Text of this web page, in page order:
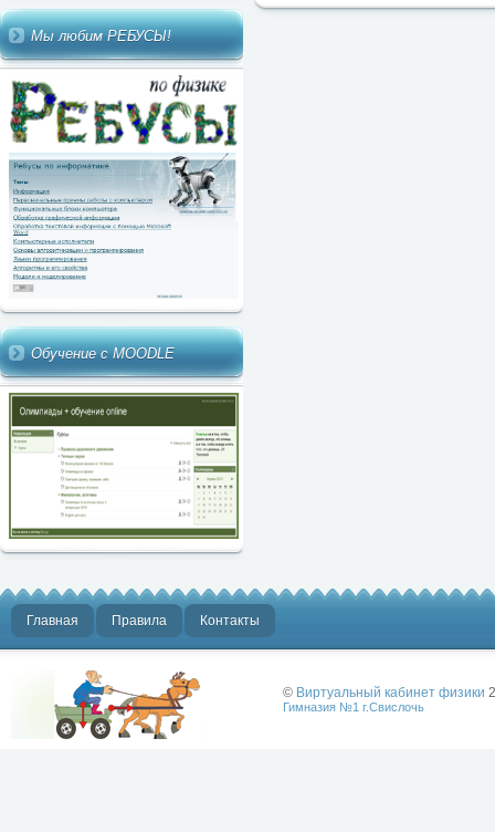
Мы любим РЕБУСЫ!
Обучение с MOODLE
Главная Правила Контакты
© Виртуальный кабинет физики
Гимназия №1 г.Свислочь